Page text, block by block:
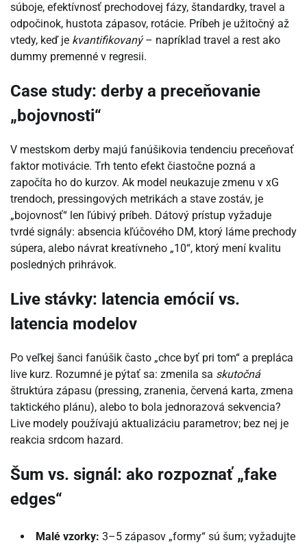
súboje, efektívnosť prechodovej fázy, štandardky, travel a
odpočinok, hustota zápasov, rotácie. Príbeh je užitočný až
vtedy, keď je kvantifikovaný– napríklad travel a rest ako
dummy premenné v regresii.
Case study: derby a preceňovanie
„bojovnosti“
V mestskom derby majú fanúšikovia tendenciu preceňovať
faktor motivácie. Trh tento efekt čiastočne pozná a
započíta ho do kurzov. Ak model neukazuje zmenu v xG
trendoch, pressingových metrikách a stave zostáv, je
„bojovnosť“ len ľúbivý príbeh. Dátový prístup vyžaduje
tvrdé signály: absencia kľúčového DM, ktorý láme prechody
súpera, alebo návrat kreatívneho „10“, ktorý mení kvalitu
posledných prihrávok.
Live stávky: latencia emócií vs.
latencia modelov
Po veľkej šanci fanúšik často „chce byť pri tom“ a prepláca
live kurz. Rozumné je pýtať sa: zmenila sa skutočná
štruktúra zápasu (pressing, zranenia, červená karta, zmena
taktického plánu), alebo to bola jednorazová sekvencia?
Live modely používajú aktualizáciu parametrov; bez nej je
reakcia srdcom hazard.
Šum vs. signál: ako rozpoznať „fake
edges“
Malé vzorky: 3–5 zápasov „formy“ sú šum; vyžadujte